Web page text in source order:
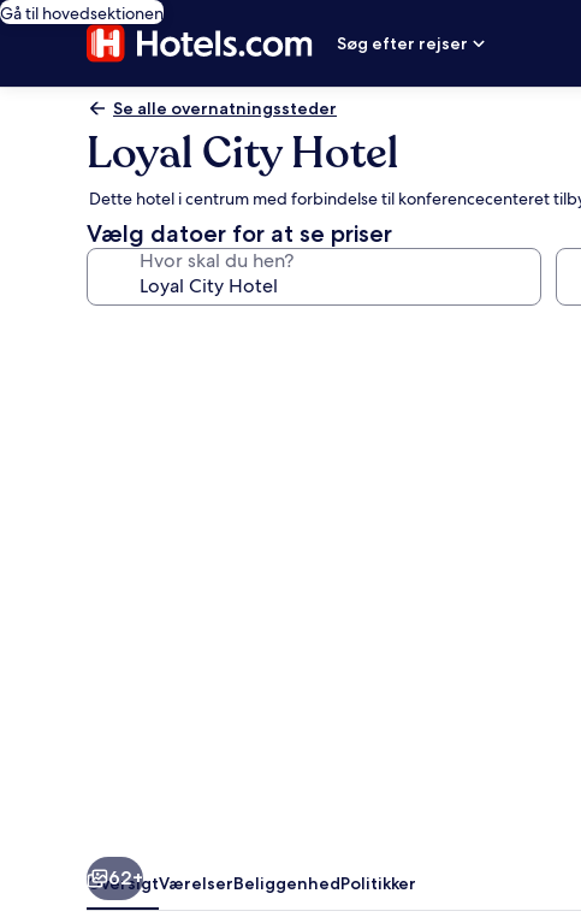
Gå til hovedsektionen
Søg efter rejser
Se alle overnatningssteder
Loyal City Hotel
Dette hotel i centrum med forbindelse til konferencecenteret
Vælg datoer for at se priser
Hvor skal du hen?
62+
OversigtVærelserBeliggenhedPolitikker